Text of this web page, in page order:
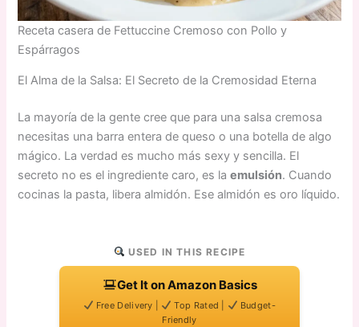
Receta casera de Fettuccine Cremoso con Pollo y
Espárragos
El Alma de la Salsa: El Secreto de la Cremosidad Eterna
La mayoría de la gente cree que para una salsa cremosa
necesitas una barra entera de queso o una botella de algo
mágico. La verdad es mucho más sexy y sencilla. El
secreto no es el ingrediente caro, es laemulsión. Cuando
cocinas la pasta, libera almidón. Ese almidón es oro líquido.
USED IN THIS RECIPE
Get It on Amazon Basics
Free Delivery | Top Rated |
Budget-
Friendly